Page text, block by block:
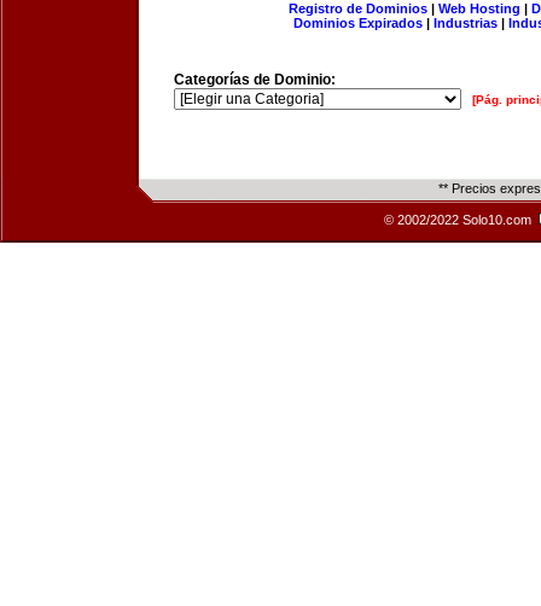
Registro de Dominios| Web Hosting |
Dominios Expirados | Industrias |
Categorías de Dominio:
[Pág.
** Precios
© 2002/2022 Solo10.com